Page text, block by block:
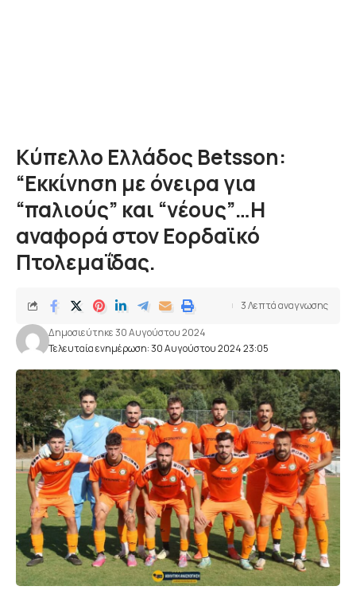
Kύπελλο Ελλάδος Betsson:
“Εκκίνηση με όνειρα για
“παλιούς” και “νέους”…Η
αναφορά στον Εορδαϊκό
Πτολεμαΐδας.
Τελευταία ενημέρωση: 30 Αυγούστου 2024 23:05
Δημοσιεύτηκε 30 Αυγούστου 2024
3 Λεπτά αναγνωσης